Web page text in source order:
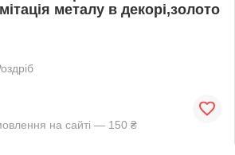
металу в декорі,золото
на сайті — 150 ₴